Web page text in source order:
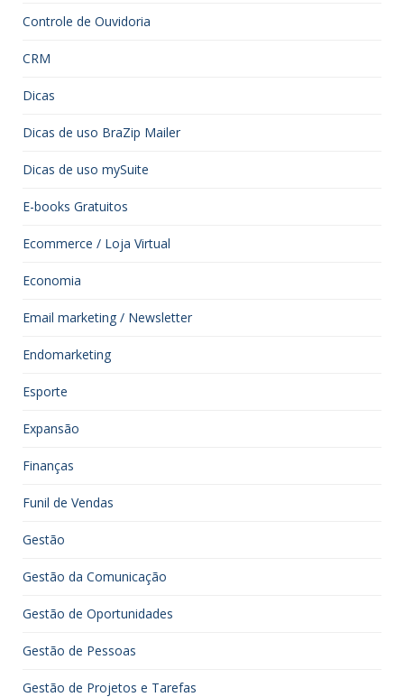
Controle de Ouvidoria
CRM
Dicas
Dicas de uso BraZip Mailer
Dicas de uso mySuite
E-books Gratuitos
Ecommerce / Loja Virtual
Economia
Email marketing / Newsletter
Endomarketing
Esporte
Expansão
Finanças
Funil de Vendas
Gestão
Gestão da Comunicação
Gestão de Oportunidades
Gestão de Pessoas
Gestão de Projetos e Tarefas